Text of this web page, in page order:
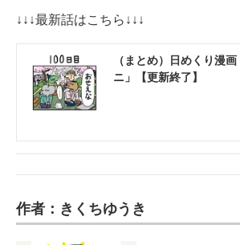
ちょっと気になるネットの話題
↓↓↓最新話はこちら↓↓↓
（まとめ）日めくり漫
ニ」【更新終了】
作者：きくちゆうき